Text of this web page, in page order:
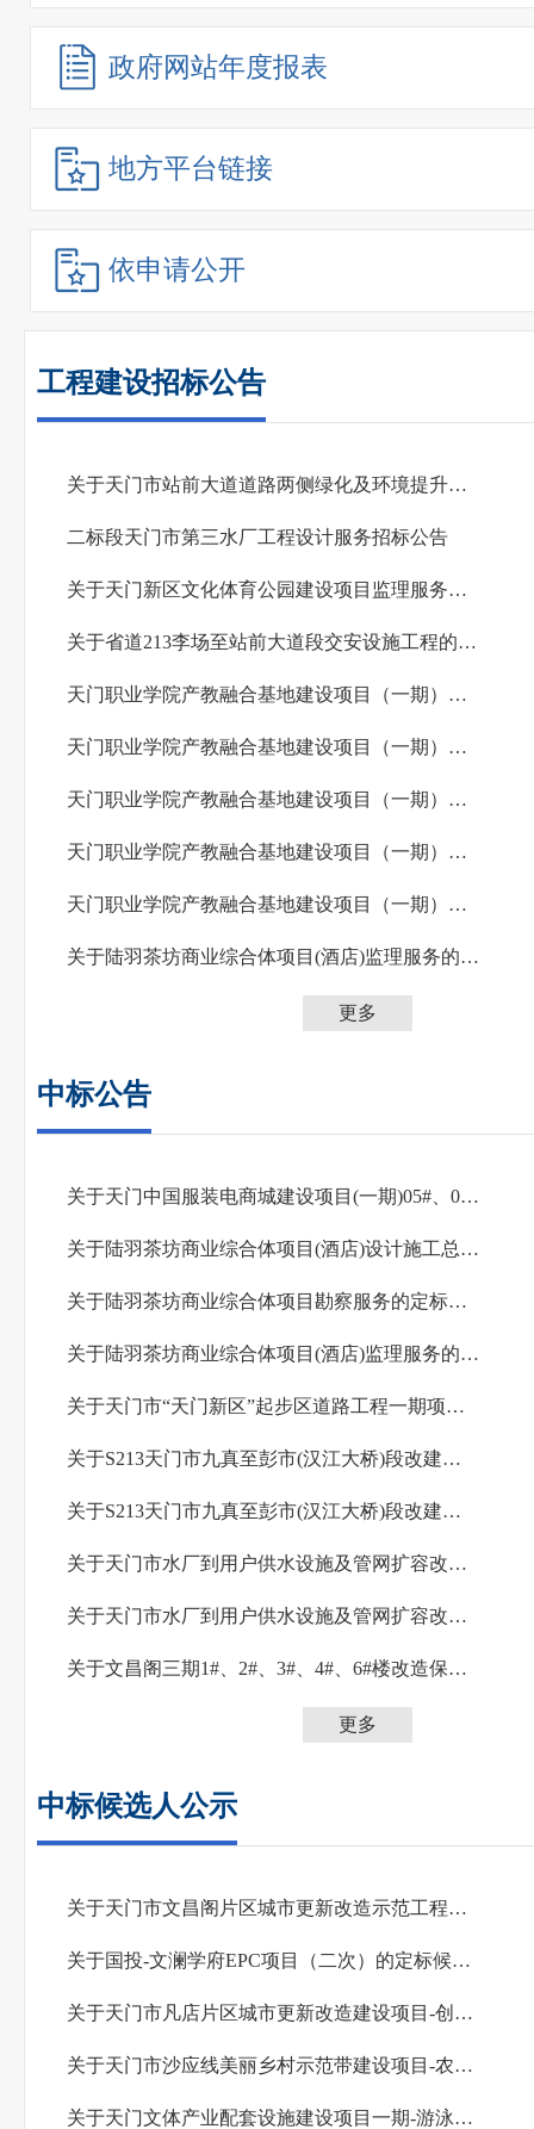
政府网站年度报表
地方平台链接
依申请公开
工程建设招标公告
关于天门市站前大道道路两侧绿化及环境提升项目的招标公告
二标段天门市第三水厂工程设计服务招标公告
关于天门新区文化体育公园建设项目监理服务的招标公告
关于省道213李场至站前大道段交安设施工程的招标公告
天门职业学院产教融合基地建设项目（一期）施工1标段招标公告
天门职业学院产教融合基地建设项目（一期）施工2标段招标公告
天门职业学院产教融合基地建设项目（一期）施工3标段招标公告
天门职业学院产教融合基地建设项目（一期）施工4标段招标公告
天门职业学院产教融合基地建设项目（一期）施工5标段招标公告
关于陆羽茶坊商业综合体项目(酒店)监理服务的招标公告
更多
中标公告
关于天门中国服装电商城建设项目(一期)05#、07#地块EPC工程的定标结果公告
关于陆羽茶坊商业综合体项目(酒店)设计施工总承包（EPC）的定标结果公告
关于陆羽茶坊商业综合体项目勘察服务的定标结果公告
关于陆羽茶坊商业综合体项目(酒店)监理服务的定标结果公告
关于天门市“天门新区”起步区道路工程一期项目—东环路（汇侨大道以南） EPC项目的定标...
关于S213天门市九真至彭市(汉江大桥)段改建工程(起点至站前大道)一标段中标结果公告
关于S213天门市九真至彭市(汉江大桥)段改建工程(起点至站前大道)二标段中标结果公告
关于天门市水厂到用户供水设施及管网扩容改造提升工程(一期)EPC项目的定标结果公告
关于天门市水厂到用户供水设施及管网扩容改造提升工程(一期)监理服务的定标结果公告
关于文昌阁三期1#、2#、3#、4#、6#楼改造保障性租赁住房项目装修工程的定标结果公告
更多
中标候选人公示
关于天门市文昌阁片区城市更新改造示范工程——文昌阁三期配电工程(招标项目)天门市文昌...
关于国投-文澜学府EPC项目（二次）的定标候选人公示
关于天门市凡店片区城市更新改造建设项目-创业大道东延道路建设改造工程(招标项目)天门...
关于天门市沙应线美丽乡村示范带建设项目-农民住房修缮改造及配套工程总承包（EPC）(招...
关于天门文体产业配套设施建设项目一期-游泳馆项目监理服务二次(招标项目)天门文体产业...